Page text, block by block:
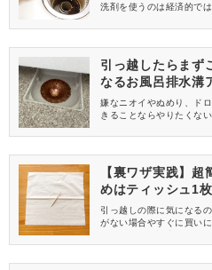
洗剤を使うのは経済的で
ーチューブ)チャンネル「
引っ越したらまず
なるお風呂排水溝
嫌なニオイやぬめり、ド
きることならやりたくな
今回は新生活に向けて揃
【裏ワザ実践】
めはティッシュ1
引っ越しの際に気になる
がない場合やすぐに買い
紹介します。実際に試し